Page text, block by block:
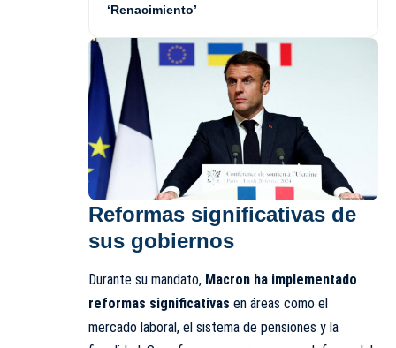
‘Renacimiento’
Reformas significativas de
sus gobiernos
Durante su mandato, Macron ha implementado
reformas significativas en áreas como el
mercado laboral, el sistema de pensiones y la